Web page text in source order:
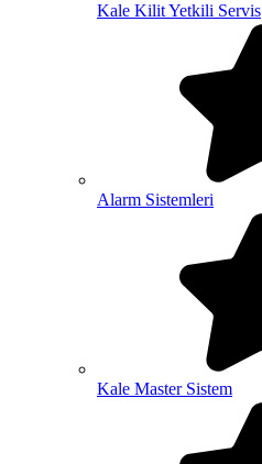
Kale Kilit Yetkili Servis
Alarm Sistemleri
Kale Master Sistem